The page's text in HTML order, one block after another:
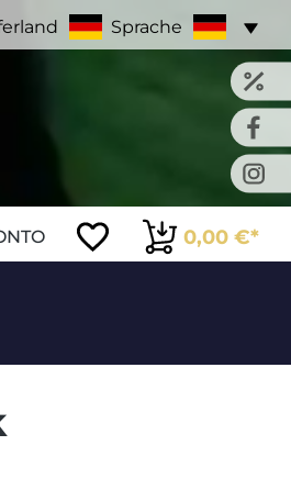
Sprache
0,00 €*